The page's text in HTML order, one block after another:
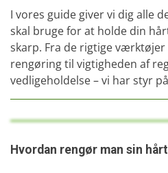
I vores guide giver vi dig alle
skal bruge for at holde din
skarp. Fra de rigtige
rengøring til vigtigheden af
vedligeholdelse – vi har styr
Hvordan rengør man sin